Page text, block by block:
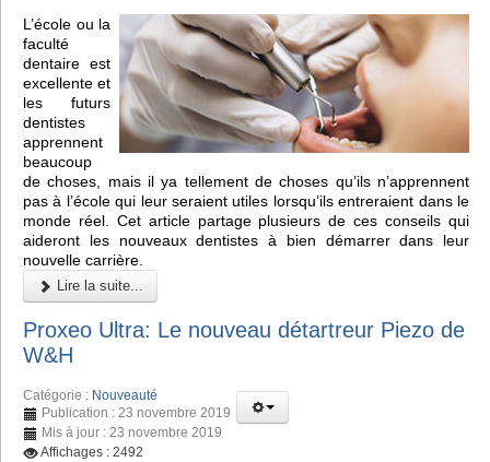
L’école ou la
faculté
dentaire est
excellente et
les futurs
dentistes
apprennent
beaucoup
de choses, mais il ya tellement de choses qu’ils n’apprennent
pas à l’école qui leur seraient utiles lorsqu’ils entreraient dans le
monde réel. Cet article partage plusieurs de ces conseils qui
aideront les nouveaux dentistes à bien démarrer dans leur
nouvelle carrière.
Lire la suite...
Proxeo Ultra: Le nouveau détartreur Piezo de
W&H
Catégorie : Nouveauté
Publication : 23 novembre 2019
Mis à jour : 23 novembre 2019
Affichages : 2492